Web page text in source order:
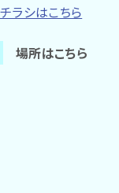
チラシはこちら
場所はこちら